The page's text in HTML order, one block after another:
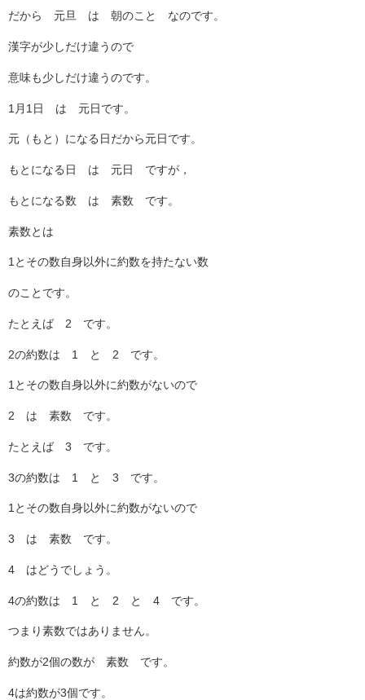
だから 元旦 は 朝のこと なのです。
漢字が少しだけ違うので
意味も少しだけ違うのです。
1月1日 は 元日です。
元（もと）になる日だから元日です。
もとになる日 は 元日 ですが，
もとになる数 は 素数 です。
素数とは
1とその数自身以外に約数を持たない数
のことです。
たとえば 2 です。
2の約数は 1 と 2 です。
1とその数自身以外に約数がないので
2 は 素数 です。
たとえば 3 です。
3の約数は 1 と 3 です。
1とその数自身以外に約数がないので
3 は 素数 です。
4 はどうでしょう。
4の約数は 1 と 2 と 4 です。
つまり素数ではありません。
約数が2個の数が 素数 です。
4は約数が3個です。